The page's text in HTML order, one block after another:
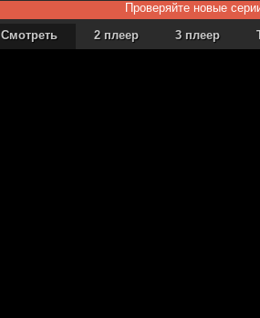
Проверяйте новые
Смотреть
2 плеер 3 плеер